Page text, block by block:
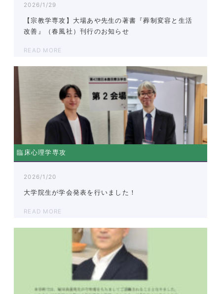
2026/1/29
【宗教学専攻】大場あや先生の著書『葬制変容と生活
改善』（春風社）刊行のお知らせ
READ MORE
臨床心理学専攻
2026/1/20
大学院生が学会発表を行いました！
READ MORE